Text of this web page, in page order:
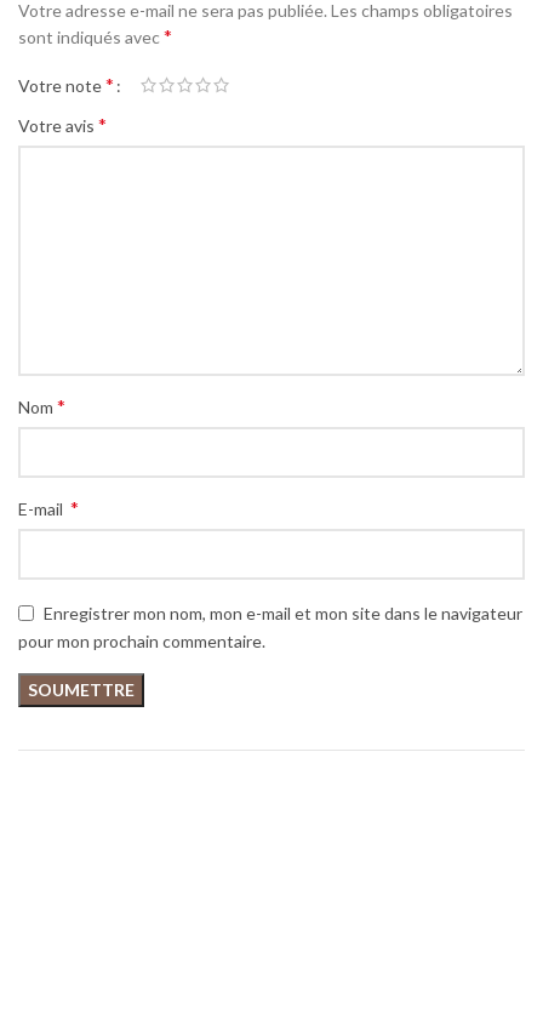
Votre adresse e-mail ne sera pas publiée. Les champs obligatoires
sont indiqués avec*
Votre note*
Votre avis *
Nom *
E-mail *
Enregistrer mon nom, mon e-mail et mon site dans le navigateur
pour mon prochain commentaire.